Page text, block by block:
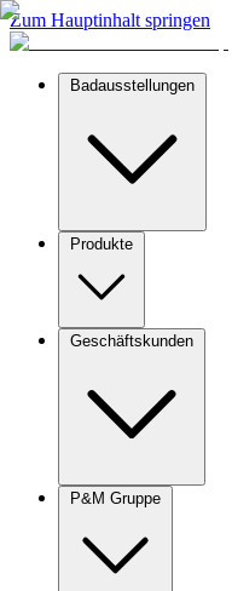
Zum Hauptinhalt springen
Badausstellungen
Produkte
Geschäftskunden
P&M Gruppe